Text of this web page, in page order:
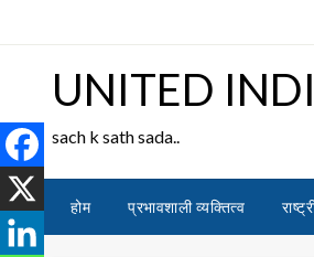
to
UNITED
sach k sath sada..
होम प्रभावशाली व्यक्तित्व